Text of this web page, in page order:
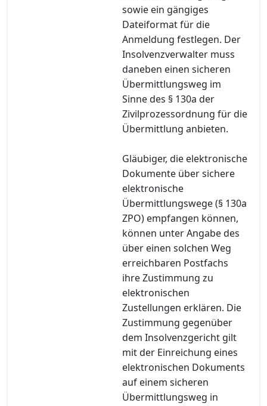
sowie ein gängiges
Dateiformat für die
Anmeldung festlegen. Der
Insolvenzverwalter muss
daneben einen sicheren
Übermittlungsweg im
Sinne des § 130a der
Zivilprozessordnung für die
Übermittlung anbieten.
Gläubiger, die elektronische
Dokumente über sichere
elektronische
Übermittlungswege (§ 130a
ZPO) empfangen können,
können unter Angabe des
über einen solchen Weg
erreichbaren Postfachs
ihre Zustimmung zu
elektronischen
Zustellungen erklären. Die
Zustimmung gegenüber
dem Insolvenzgericht gilt
mit der Einreichung eines
elektronischen Dokuments
auf einem sicheren
Übermittlungsweg in